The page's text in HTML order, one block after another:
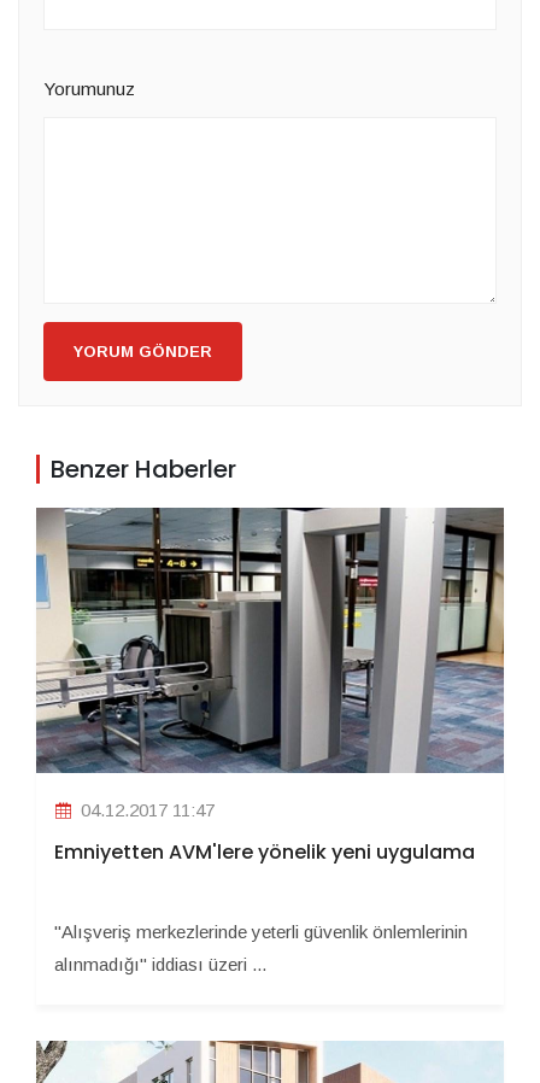
Yorumunuz
YORUM GÖNDER
Benzer Haberler
04.12.2017 11:47
Emniyetten AVM'lere yönelik yeni uygulama
"Alışveriş merkezlerinde yeterli güvenlik önlemlerinin
alınmadığı" iddiası üzeri ...